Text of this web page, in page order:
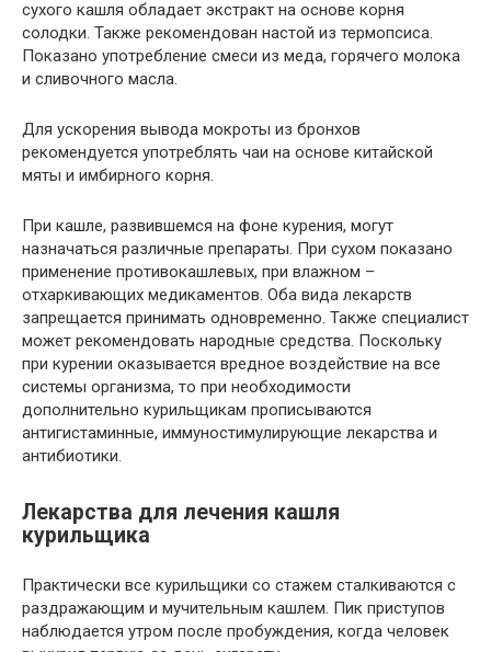
сухого кашля обладает экстракт на основе корня
солодки. Также рекомендован настой из термопсиса.
Показано употребление смеси из меда, горячего молока
и сливочного масла.
Для ускорения вывода мокроты из бронхов
рекомендуется употреблять чаи на основе китайской
мяты и имбирного корня.
При кашле, развившемся на фоне курения, могут
назначаться различные препараты. При сухом показано
применение противокашлевых, при влажном –
отхаркивающих медикаментов. Оба вида лекарств
запрещается принимать одновременно. Также специалист
может рекомендовать народные средства. Поскольку
при курении оказывается вредное воздействие на все
системы организма, то при необходимости
дополнительно курильщикам прописываются
антигистаминные, иммуностимулирующие лекарства и
антибиотики.
Лекарства для лечения кашля
курильщика
Практически все курильщики со стажем сталкиваются с
раздражающим и мучительным кашлем. Пик приступов
наблюдается утром после пробуждения, когда человек